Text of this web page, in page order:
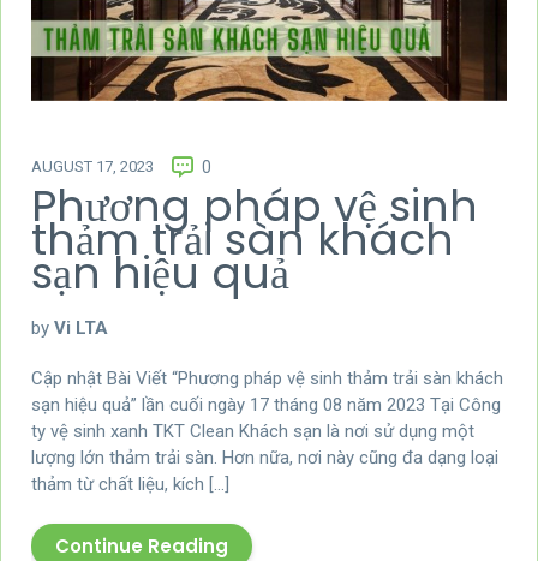
AUGUST 17, 2023 0
Phương pháp vệ sinh
thảm trải sàn khách
sạn hiệu quả
by Vi LTA
Cập nhật Bài Viết “Phương pháp vệ sinh thảm trải sàn khách
sạn hiệu quả” lần cuối ngày 17 tháng 08 năm 2023 Tại Công
ty vệ sinh xanh TKT Clean Khách sạn là nơi sử dụng một
lượng lớn thảm trải sàn. Hơn nữa, nơi này cũng đa dạng loại
thảm từ chất liệu, kích […]
Continue Reading